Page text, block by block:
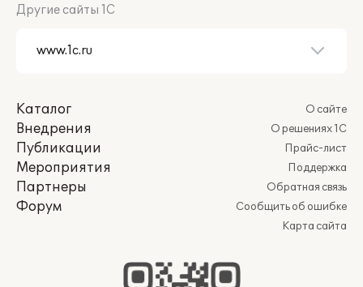
Другие сайты 1С
Каталог
Внедрения
Публикации
Мероприятия
Партнеры
Форум
О сайте
О решениях 1С
Прайс-лист
Поддержка
Обратная связь
Сообщить об ошибке
Карта сайта